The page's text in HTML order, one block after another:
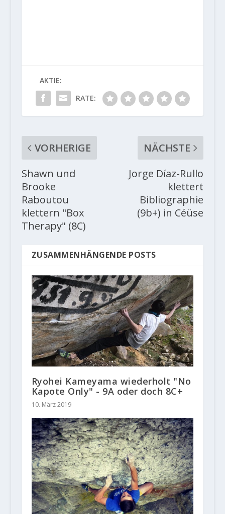
AKTIE:
RATE:
VORHERIGE
Shawn und
Brooke
Raboutou
klettern "Box
Therapy" (8C)
NÄCHSTE
Jorge Díaz-Rullo
klettert
Bibliographie
(9b+) in Céüse
ZUSAMMENHÄNGENDE POSTS
Ryohei Kameyama wiederholt "No
Kapote Only" - 9A oder doch 8C+
10. März 2019